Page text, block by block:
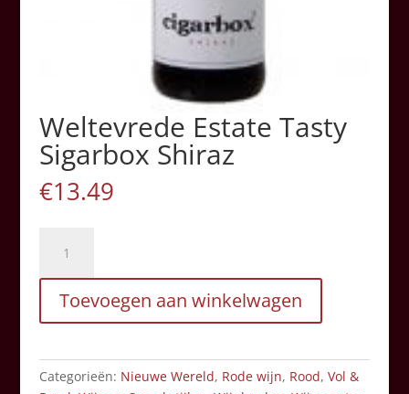
Weltevrede Estate Tasty
Sigarbox Shiraz
€13.49
Estate
Tasty
Sigarbox
Shiraz
Toevoegen aan winkelwagen
Categorieën: Nieuwe Wereld, Rode wijn, Rood, Vol &